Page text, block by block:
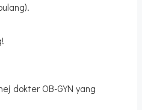
dokter OB-GYN yang